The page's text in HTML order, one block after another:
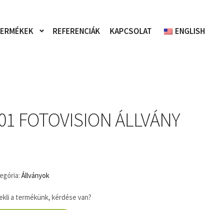
REFERENCIÁK KAPCSOLAT ENGLISH
FOTOVISION ÁLLVÁNY
Állványok
a termékünk, kérdése van?